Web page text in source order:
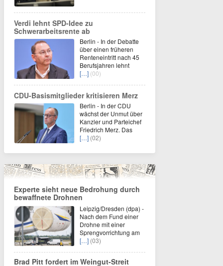
Verdi lehnt SPD-Idee zu
Schwerarbeitsrente ab
Berlin - In der Debatte
über einen früheren
Renteneintritt nach 45
Berufsjahren lehnt
[…] (00)
CDU-Basismitglieder kritisieren Merz
Berlin - In der CDU
wächst der Unmut über
Kanzler und Parteichef
Friedrich Merz. Das
[…] (02)
Experte sieht neue Bedrohung durch
bewaffnete Drohnen
Leipzig/Dresden (dpa) -
Nach dem Fund einer
Drohne mit einer
Sprengvorrichtung am
[…] (03)
Brad Pitt fordert im Weingut-Streit